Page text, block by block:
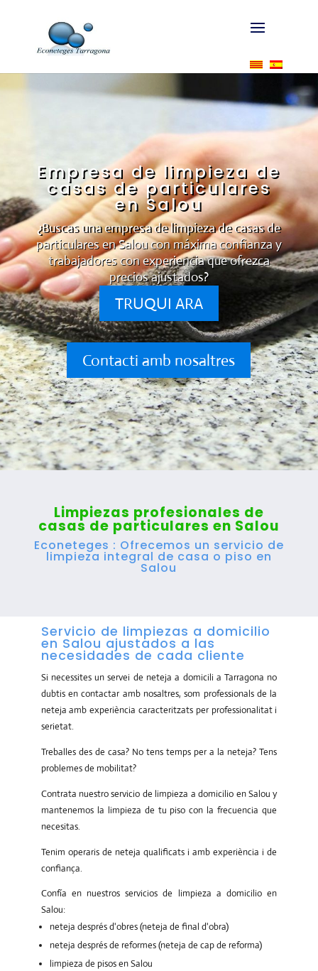
Empresa de limpieza de
casas de particulares
en Salou
¿Buscas una empresa de limpieza de casas de
particulares en Salou con máxima confianza y
trabajadores con experiencia que ofrezca
precios ajustados?
TRUQUI ARA
Contacti amb nosaltres
Limpiezas profesionales de
casas de particulares en Salou
Econeteges : Ofrecemos un servicio de
limpieza integral de casa o piso en
Salou
Servicio de limpiezas a domicilio
en Salou ajustados a las
necesidades de cada cliente
Si necessites un servei de neteja a domicili a Tarragona no
dubtis en contactar amb nosaltres, som professionals de la
neteja amb experiència caracteritzats per professionalitat i
serietat.
Treballes des de casa? No tens temps per a la neteja? Tens
problemes de mobilitat?
Contrata nuestro servicio de limpieza a domicilio en Salou y
mantenemos la limpieza de tu piso con la frecuencia que
necesitas.
Tenim operaris de neteja qualificats i amb experiència i de
confiança.
Confía en nuestros servicios de limpieza a domicilio en
Salou:
neteja després d'obres (neteja de final d'obra)
neteja després de reformes (neteja de cap de reforma)
limpieza de pisos en Salou